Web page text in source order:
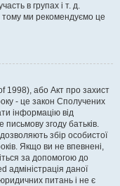
в групах і т. д.
тому ми рекомендуємо це
1998), або Акт про захист
- це закон Сполучених
інформацію від
згоду батьків.
збір особистої
Якщо ви не впевнені,
за допомогою до
адміністрація даної
питань і не є